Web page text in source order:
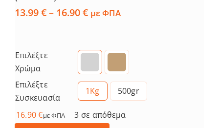
13.99€– 16.90€Price
range:
16.90 €
με ΦΠΑ
Επιλέξτε
Χρώμα
Επιλέξτε
Συσκευασία
1Kg 500gr
16.90€με ΦΠΑ 3 σε απόθεμα